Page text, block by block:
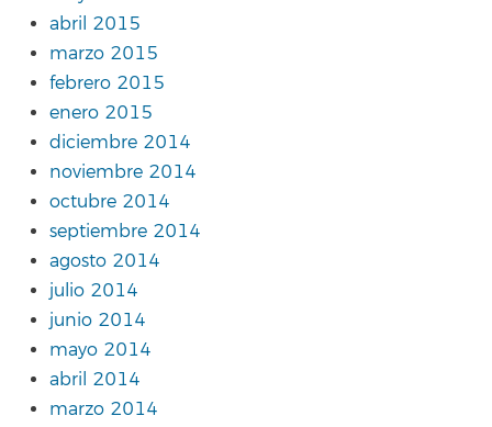
abril 2015
marzo 2015
febrero 2015
enero 2015
diciembre 2014
noviembre 2014
octubre 2014
septiembre 2014
agosto 2014
julio 2014
junio 2014
mayo 2014
abril 2014
marzo 2014